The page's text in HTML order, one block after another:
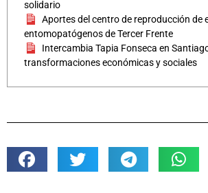
solidario
Aportes del centro de reproducción de
entomopatógenos de Tercer Frente
Intercambia Tapia Fonseca en
transformaciones económicas y sociales